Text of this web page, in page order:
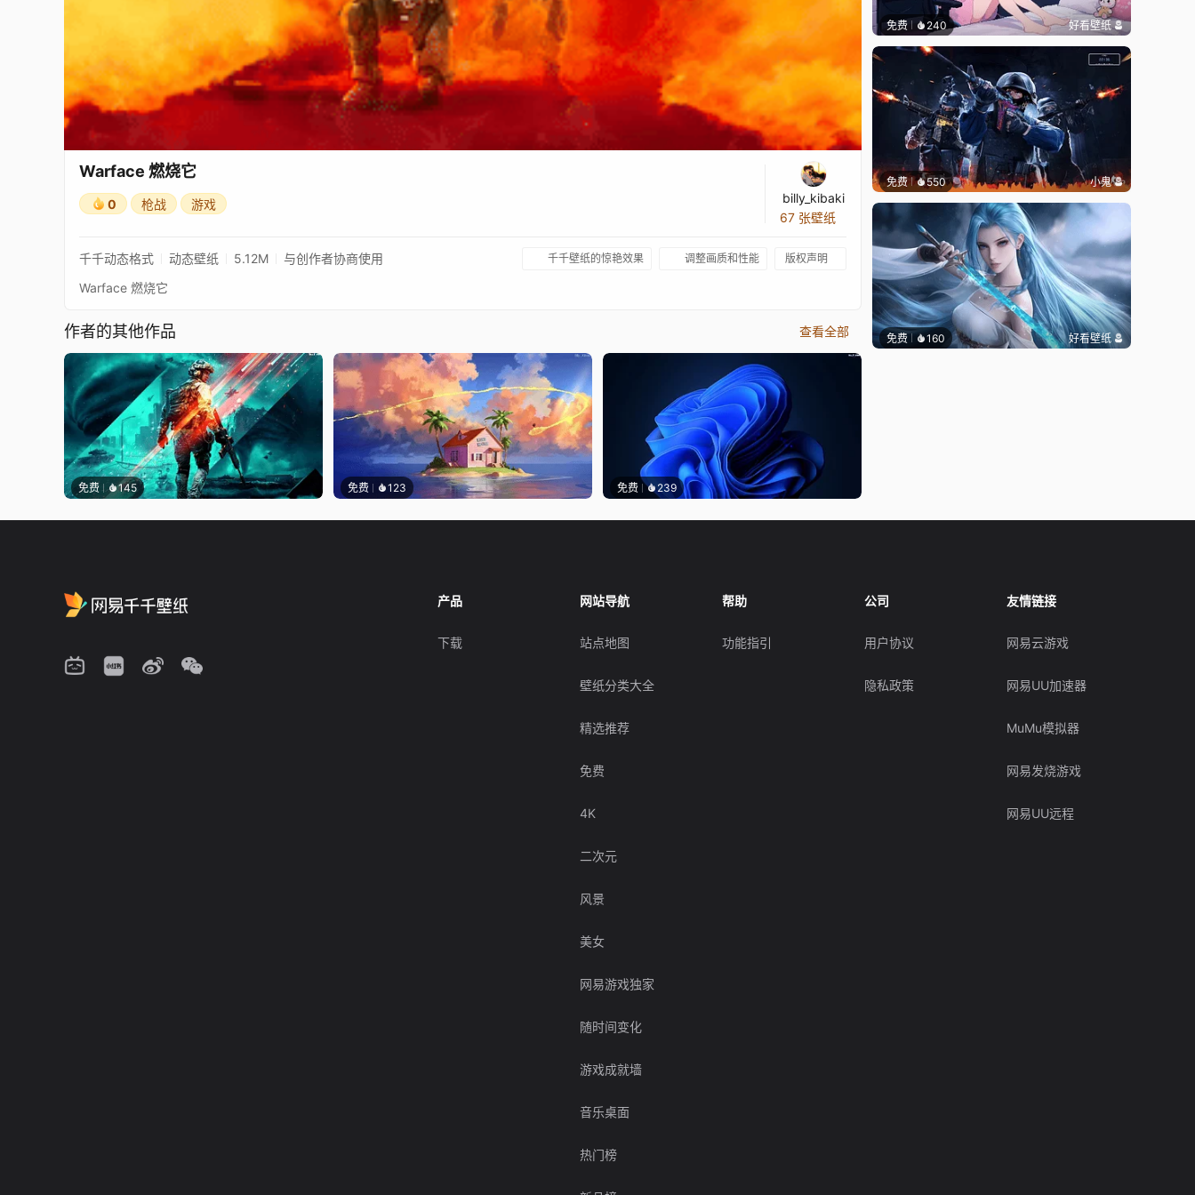
Warface 燃烧它
0 枪战 游戏
billy_kibaki
67 张壁纸
千千动态格式 动态壁纸 5.12M 与创作者协商使用 千千壁纸的惊艳效果 调整画质和性能 版权声明
Warface 燃烧它
作者的其他作品 查看全部
免费 145 免费 123 免费 239
免费 240 好看壁纸
免费 550 小鬼
免费 160 好看壁纸
产品
下载
网站导航
站点地图
壁纸分类大全
精选推荐
免费
4K
二次元
风景
美女
网易游戏独家
随时间变化
游戏成就墙
音乐桌面
热门榜
帮助
功能指引
公司
用户协议
隐私政策
友情链接
网易云游戏
网易UU加速器
MuMu模拟器
网易发烧游戏
网易UU远程